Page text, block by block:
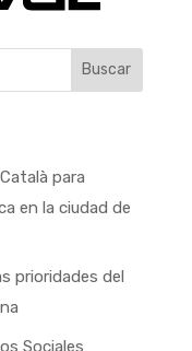
Buscar
para
en la ciudad de
prioridades del
Sociales